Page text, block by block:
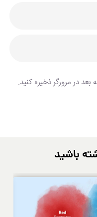
در مرورگر ذخیره کنید.
باشید